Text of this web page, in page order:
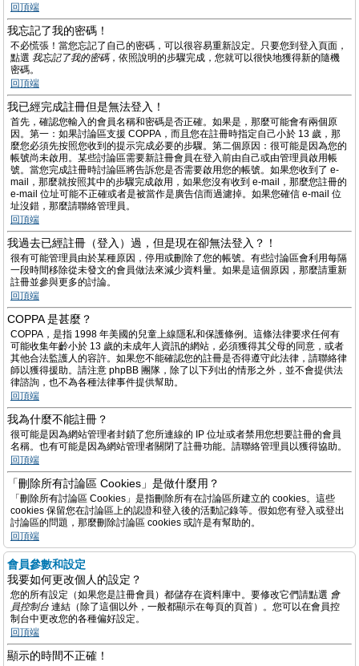
回頂端
我忘記了我的密碼！
不必慌張！當您忘記了自己的密碼，可以很容易重新設定。只要您到登入頁面，
點選 我忘記了我的密碼，依照說明的步驟完成，您就可以很快地獲得新的隨機
密碼。
回頂端
我已經完成註冊但是無法登入！
首先，確認您輸入的會員名稱和密碼是否正確。如果是，那麼可能會有兩個原
因。第一：如果討論區支援 COPPA，而且您在註冊時指定自己小於 13 歲，那
麼您必須先按照您收到的提示完成必要的步驟。第二個原因：很可能是因為您的
帳號尚未啟用。某些討論區需要新註冊會員在登入前由自己或由管理員啟用帳
號。當您完成註冊時討論區將告訴您是否需要啟用您的帳號。如果您收到了 e-
mail，那麼就按照其中的步驟完成啟用，如果您沒有收到 e-mail，那麼您註冊的
e-mail 位址可能不正確或者是被當作是廣告信而過濾掉。如果您確信 e-mail 位
址沒錯，那麼請聯絡管理員。
回頂端
我過去已經註冊（登入）過，但是現在卻無法登入？！
很有可能管理員由於某種原因，停用或刪除了您的帳號。有些討論區會利用每隔
一段時間移除從未發文的會員做法來減少資料量。如果是這個原因，那麼請重新
註冊並參與更多的討論。
回頂端
COPPA 是甚麼？
COPPA，是指 1998 年美國的兒童上線隱私和保護條例。這條法律要求任何有
可能收集年齡小於 13 歲的未成年人資訊的網站，必須獲得其父母的同意，或者
其他合法監護人的容許。如果您不能確認您的註冊是否得遵守此法律，請聯絡律
師以獲得援助。請注意 phpBB 團隊，除了以下列出的情形之外，並不會提供法
律諮詢，也不為各種法律事件提供幫助。
回頂端
我為什麼不能註冊？
很可能是因為網站管理者封鎖了您所連線的 IP 位址或者禁用您想要註冊的會員
名稱。也有可能是因為網站管理者關閉了註冊功能。請聯絡管理員以獲得協助。
回頂端
「刪除所有討論區 Cookies」是做什麼用？
「刪除所有討論區 Cookies」是指刪除所有在討論區所建立的 cookies。這些
cookies 保留您在討論區上的認證和登入後的活動記錄等。假如您有登入或登出
討論區的問題，那麼刪除討論區 cookies 或許是有幫助的。
回頂端
會員參數和設定
我要如何更改個人的設定？
您的所有設定（如果您是註冊會員）都儲存在資料庫中。要修改它們請點選 會
員控制台 連結（除了這個以外，一般都顯示在每頁的頁首）。您可以在會員控
制台中更改您的各種偏好設定。
回頂端
顯示的時間不正確！